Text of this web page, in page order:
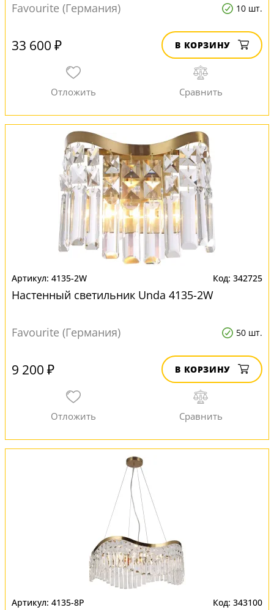
Favourite (Германия) 10 шт.
33 600 ₽ В КОРЗИНУ
4135-2W 342725
Настенный светильник Unda 4135-2W
Favourite (Германия) 50 шт.
9 200 ₽ В КОРЗИНУ
4135-8P 343100